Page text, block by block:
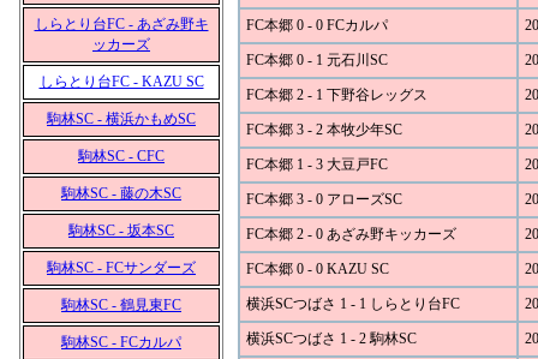
しらとり台FC - あざみ野キ
ッカーズ
しらとり台FC - KAZU SC
駒林SC - 横浜かもめSC
駒林SC - CFC
駒林SC - 藤の木SC
駒林SC - 坂本SC
駒林SC - FCサンダーズ
駒林SC - 鶴見東FC
駒林SC - FCカルパ
FC本郷 0 - 0 FCカルパ
FC本郷 0 - 1 元石川SC
FC本郷 2 - 1 下野谷レッグス
FC本郷 3 - 2 本牧少年SC
FC本郷 1 - 3 大豆戸FC
FC本郷 3 - 0 アローズSC
FC本郷 2 - 0 あざみ野キッカーズ
FC本郷 0 - 0 KAZU SC
横浜SCつばさ 1 - 1 しらとり台FC
横浜SCつばさ 1 - 2 駒林SC